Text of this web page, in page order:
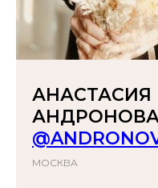
АНАСТАСИЯ
МОСКВА